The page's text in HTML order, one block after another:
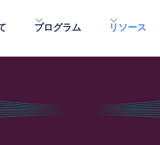
プログラム リソース